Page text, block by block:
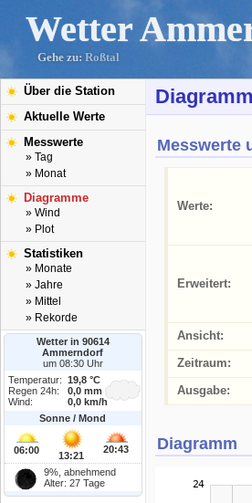
Wetter
Gehe zu: Roßtal
Über die Station
Aktuelle Werte
Messwerte
» Tag
» Monat
Diagramme
» Wind
» Plot
Statistiken
» Monate
» Jahre
» Mittel
» Rekorde
Wetter in 90614
Ammerndorf
um 08:30 Uhr
Temperatur:
19,8 °C
Regen 24h:
0,0 mm
Wind:
0,0 km/h
Sonne / Mond
06:00 13:21
20:43
9%, abnehmend
Alter: 27 Tage
Messwerte
Werte:
Erweitert:
Ansicht:
Zeitraum:
Ausgabe:
Diagramm